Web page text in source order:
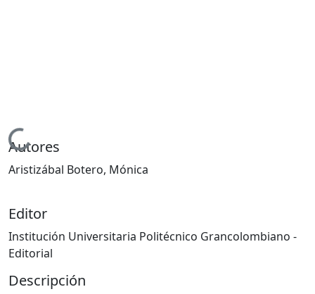
Cargando...
Autores
Aristizábal Botero, Mónica
Editor
Institución Universitaria Politécnico Grancolombiano -
Editorial
Descripción